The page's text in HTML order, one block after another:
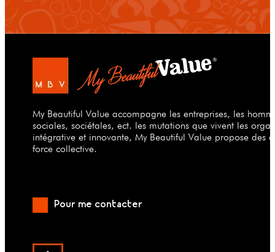
My Beautiful Value accompagne les entreprises, les
sociales, sociétales, ect. les mutations que vivent les
intégrative et innovante, My Beautiful Value propose des
force collective.
Pour me contacter